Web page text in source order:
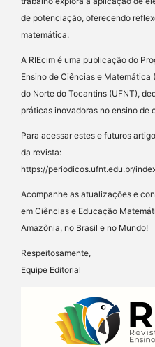
de potenciação, oferecendo
matemática.
A RIEcim é uma publicação do
Ensino de Ciências e Matemática
do Norte do Tocantins (UFNT),
práticas inovadoras no ensino de
Para acessar estes e futuros
da revista:
https://periodicos.ufnt.edu.br/
Acompanhe as atualizações e
em Ciências e Educação
Amazônia, no Brasil e no Mundo!
Respeitosamente,
Equipe Editorial